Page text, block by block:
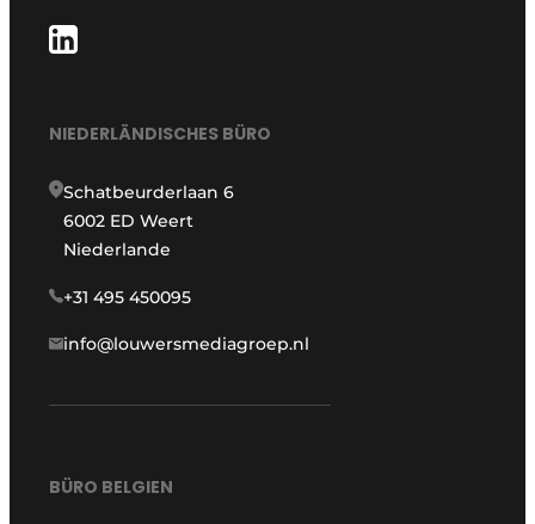
NIEDERLÄNDISCHES BÜRO
Schatbeurderlaan 6
6002 ED Weert
Niederlande
+31 495 450095
info@louwersmediagroep.nl
BÜRO BELGIEN